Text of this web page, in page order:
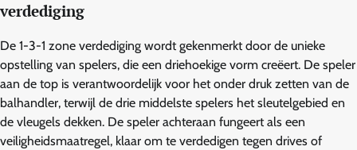
verdediging
De 1-3-1 zone verdediging wordt gekenmerkt door de unieke
opstelling van spelers, die een driehoekige vorm creëert. De speler
aan de top is verantwoordelijk voor het onder druk zetten van de
balhandler, terwijl de drie middelste spelers het sleutelgebied en
de vleugels dekken. De speler achteraan fungeert als een
veiligheidsmaatregel, klaar om te verdedigen tegen drives of